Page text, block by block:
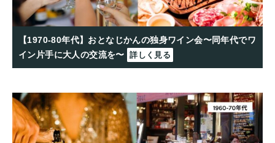
【1970-80年代】おとなじかんの独身ワイン会〜同年代でワ
イン片手に大人の交流を〜
詳しく見る